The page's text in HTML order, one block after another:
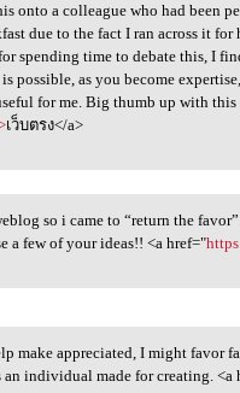
onto a colleague who had been
due to the fact I ran across it
spending time to debate this, I
possible, as you become
for me. Big thumb up with this
เว็บตรง</a>
so i came to “return the
a few of your ideas!! <a href="
make appreciated, I might favor
individual made for creating. <a